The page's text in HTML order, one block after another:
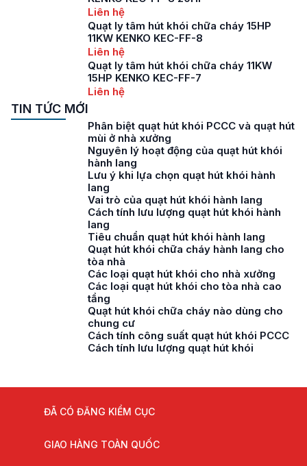
Liên hệ
Quạt ly tâm hút khói chữa cháy 15HP
11KW KENKO KEC-FF-8
Liên hệ
Quạt ly tâm hút khói chữa cháy 11KW
15HP KENKO KEC-FF-7
Liên hệ
TIN TỨC MỚI
Phân biệt quạt hút khói PCCC và quạt hút
mùi ở nhà xưởng
Nguyên lý hoạt động của quạt hút khói
hành lang
Lưu ý khi lựa chọn quạt hút khói hành
lang
Vai trò của quạt hút khói hành lang
Cách tính lưu lượng quạt hút khói hành
lang
Tiêu chuẩn quạt hút khói hành lang
Quạt hút khói chữa cháy hành lang cho
tòa nhà
Các loại quạt hút khói cho nhà xưởng
Các loại quạt hút khói cho tòa nhà cao
tầng
Quạt hút khói chữa cháy nào dùng cho
chung cư
Cách tính công suất quạt hút khói PCCC
Cách tính lưu lượng quạt hút khói
ĐÃ CÓ ĐĂNG KIỂM CỤC
GIAO HÀNG TOÀN QUỐC